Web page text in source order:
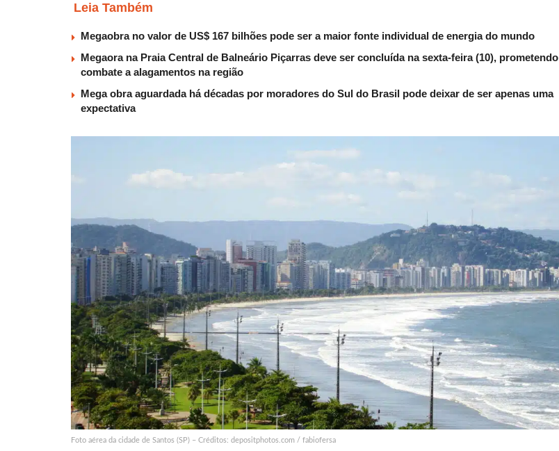
Leia Também
Megaobra no valor de US$ 167 bilhões pode ser a maior fonte individual de energia do mundo
Megaora na Praia Central de Balneário Piçarras deve ser concluída na sexta-feira (10), prometendo
combate a alagamentos na região
Mega obra aguardada há décadas por moradores do Sul do Brasil pode deixar de ser apenas uma
expectativa
Foto aérea da cidade de Santos (SP) – Créditos: depositphotos.com / fabiofersa